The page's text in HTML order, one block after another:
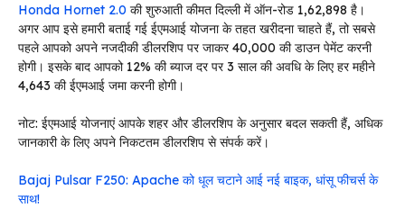
Honda Hornet 2.0 की शुरुआती कीमत दिल्ली में ऑन-रोड ₹1,62,898 है।
अगर आप इसे हमारी बताई गई ईएमआई योजना के तहत खरीदना चाहते हैं, तो सबसे
पहले आपको अपने नजदीकी डीलरशिप पर जाकर ₹40,000 की डाउन पेमेंट करनी
होगी। इसके बाद आपको 12% की ब्याज दर पर 3 साल की अवधि के लिए हर महीने
₹4,643 की ईएमआई जमा करनी होगी।
नोट: ईएमआई योजनाएं आपके शहर और डीलरशिप के अनुसार बदल सकती हैं, अधिक
जानकारी के लिए अपने निकटतम डीलरशिप से संपर्क करें।
Bajaj Pulsar F250: Apache को धूल चटाने आई नई बाइक, धांसू फीचर्स के
साथ!